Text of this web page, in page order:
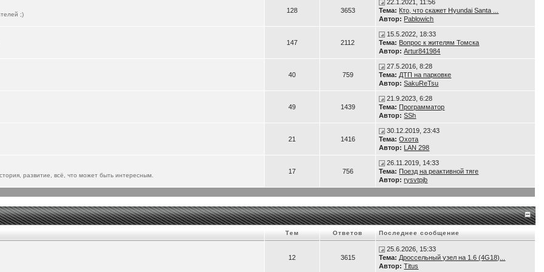
;)
128 3653
22.1.2021, 11:56
Тема: Кто, что скажет Hyundai Santa ...
Автор: Pablowich
147 2112
15.5.2022, 18:33
Тема: Вопрос к жителям Томска
Автор: Artur841984
40 759
27.5.2016, 8:28
Тема: ДТП на парковке
Автор: SakuReTsu
49 1439
21.9.2023, 6:28
Тема: Программатор
Автор: SSh
21 1416
30.12.2019, 23:43
Тема: Охота
Автор: LAN 298
развитие, всё, что может быть интересным.
17 756
26.11.2019, 14:33
Тема: Поезд на реактивной тяге
Автор: rysvtpjb
Тем Ответов Последнее сообщение
12 3615
25.6.2026, 15:33
Тема: Дроссельный узел на 1.6 (4G18)...
Автор: Titus